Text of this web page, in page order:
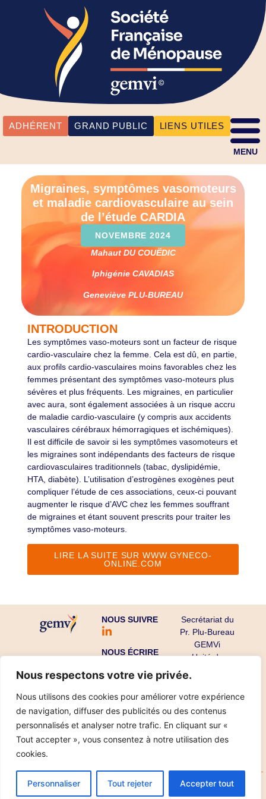
Nous respectons votre vie privée.
Nous utilisons des cookies pour améliorer votre expérience
de navigation, diffuser des publicités ou des contenus
personnalisés et analyser notre trafic. En cliquant sur «
Tout accepter », vous consentez à notre utilisation des
cookies.
Personnaliser Tout rejeter Accepter tout
ADHÉRENT GRAND PUBLIC LIENS UTILES
MENU
Migraines, symptômes vasomoteurs
et maladie cardiovasculaire au sein
de l’étude CARDIA
NOVEMBRE 2024
Mahaut DU COUËDIC
Iphigénie CAVADIAS
Geneviève PLU-BUREAU
INTRODUCTION
Les symptômes vaso-moteurs sont un facteur de risque
cardio-vasculaire chez la femme. Cela est dû, en partie,
aux profils cardio-vasculaires moins favorables chez les
femmes présentant des symptômes vaso-moteurs plus
sévères et plus fréquents. Les migraines, en particulier
avec aura, sont également associées à un risque accru
de maladie cardio-vasculaire (y compris aux accidents
vasculaires cérébraux hémorragiques et ischémiques).
Il est difficile de savoir si les symptômes vasomoteurs et
les migraines sont indépendants des facteurs de risque
cardiovasculaires traditionnels (tabac, dyslipidémie,
HTA, diabète). L’utilisation d’estrogènes exogènes peut
compliquer l’étude de ces associations, ceux-ci pouvant
augmenter le risque d’AVC chez les femmes souffrant
de migraines et étant souvent prescrits pour traiter les
symptômes vaso-moteurs.
LIRE LA SUITE SUR WWW.GYNECO-
ONLINE.COM
NOUS SUIVRE
NOUS ÉCRIRE
Secrétariat du
Pr. Plu-Bureau
GEMVi
Unité de
Endocrinienne
CHU Cochin-
Port Royal
l’Observatoire
75679 Paris
Copyright ©
2025
Mentions légalesDonnées personnelles
Réalisation IPT